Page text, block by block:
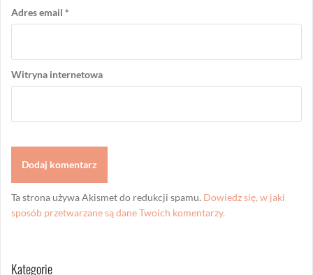
Adres email *
Witryna internetowa
Ta strona używa Akismet do redukcji spamu. Dowiedz się, w jaki
sposób przetwarzane są dane Twoich komentarzy.
Kategorie